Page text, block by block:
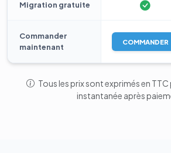
Migration gratuite
Commander
maintenant
COMMANDER
Tous les prix sont exprimés en
instantanée après